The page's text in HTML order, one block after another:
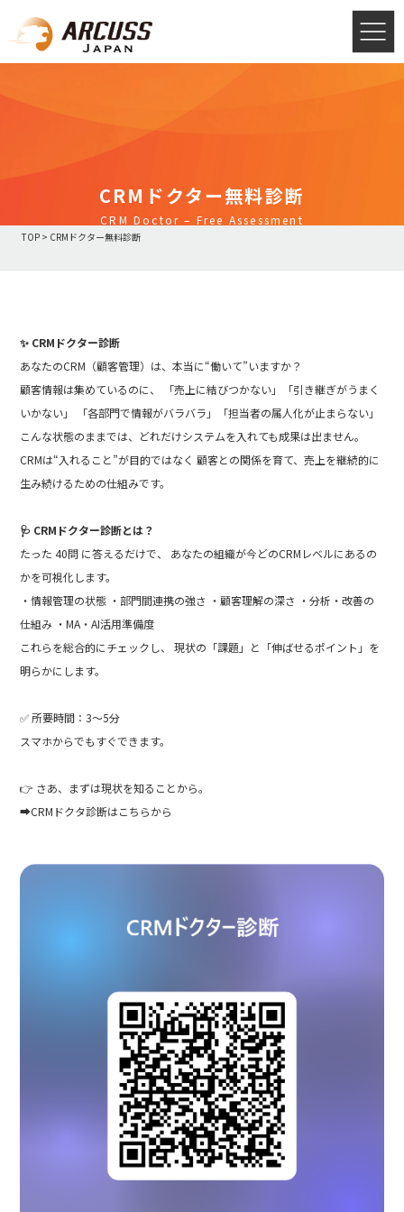
CRMドクター無料診断
CRM Doctor – Free Assessment
TOP > CRMドクター無料診断
✨ CRMドクター診断
あなたのCRM（顧客管理）は、本当に“働いて”いますか？
顧客情報は集めているのに、 「売上に結びつかない」「引き継ぎがうまく
いかない」 「各部門で情報がバラバラ」「担当者の属人化が止まらない」
こんな状態のままでは、どれだけシステムを入れても成果は出ません。
CRMは“入れること”が目的ではなく 顧客との関係を育て、売上を継続的に
生み続けるための仕組みです。
🩺 CRMドクター診断とは？
たった 40問 に答えるだけで、 あなたの組織が今どのCRMレベルにあるの
かを可視化します。
・情報管理の状態 ・部門間連携の強さ ・顧客理解の深さ ・分析・改善の
仕組み ・MA・AI活用準備度
これらを総合的にチェックし、 現状の「課題」と「伸ばせるポイント」を
明らかにします。
✅ 所要時間：3〜5分
スマホからでもすぐできます。
👉 さあ、まずは現状を知ることから。
➡CRMドクタ診断はこちらから